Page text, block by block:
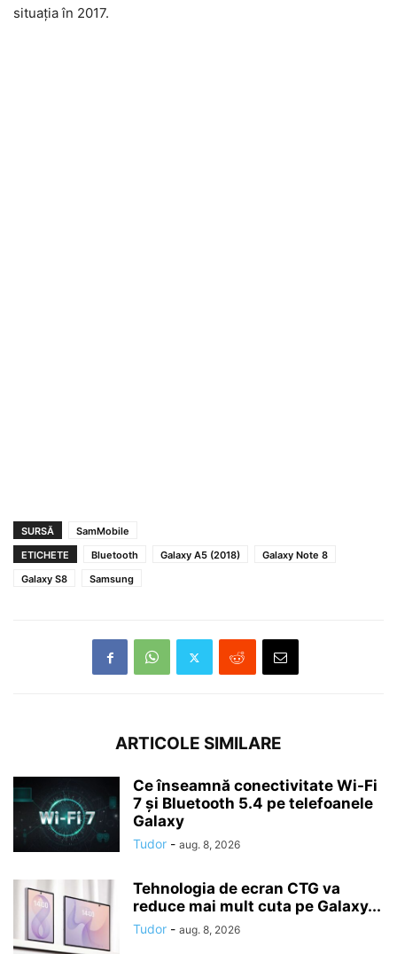
situația în 2017.
SURSĂ
SamMobile
ETICHETE
Bluetooth Galaxy A5 (2018)
Galaxy Note 8
Galaxy S8
Samsung
ARTICOLE SIMILARE
Ce înseamnă conectivitate Wi-Fi
7 și Bluetooth 5.4 pe telefoanele
Galaxy
Tudor - aug. 8, 2026
Tehnologia de ecran CTG va
reduce mai mult cuta pe Galaxy...
Tudor - aug. 8, 2026